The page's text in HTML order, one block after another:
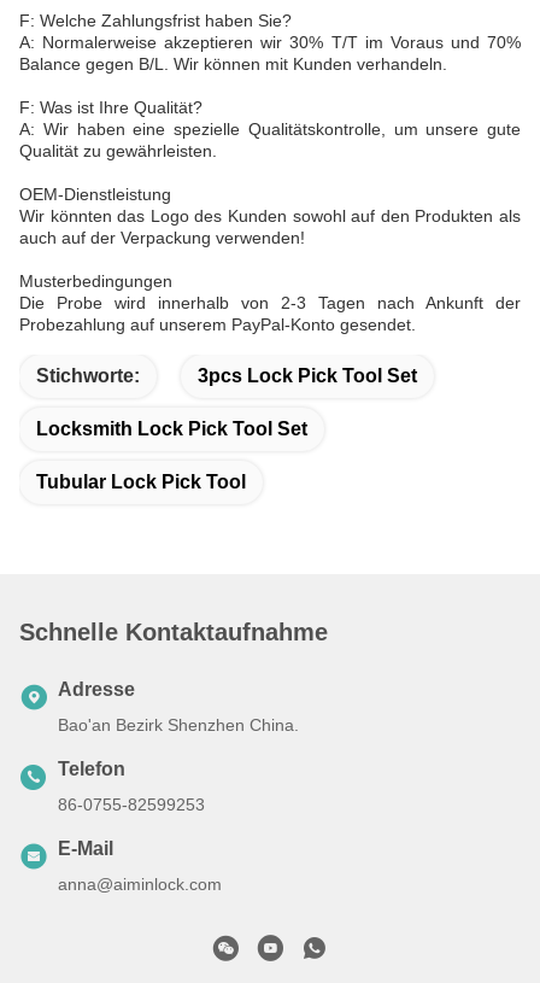
F: Welche Zahlungsfrist haben Sie?
A: Normalerweise akzeptieren wir 30% T/T im Voraus und 70%
Balance gegen B/L. Wir können mit Kunden verhandeln.
F: Was ist Ihre Qualität?
A: Wir haben eine spezielle Qualitätskontrolle, um unsere gute
Qualität zu gewährleisten.
OEM-Dienstleistung
Wir könnten das Logo des Kunden sowohl auf den Produkten als
auch auf der Verpackung verwenden!
Musterbedingungen
Die Probe wird innerhalb von 2-3 Tagen nach Ankunft der
Probezahlung auf unserem PayPal-Konto gesendet.
Stichworte: 3pcs Lock Pick Tool Set
Locksmith Lock Pick Tool Set
Tubular Lock Pick Tool
Schnelle Kontaktaufnahme
Adresse
Bao'an Bezirk Shenzhen China.
Telefon
86-0755-82599253
E-Mail
anna@aiminlock.com